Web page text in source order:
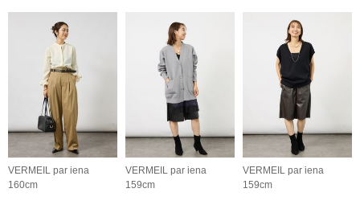
VERMEIL par iena
160cm
VERMEIL par iena
159cm
VERMEIL par iena
159cm